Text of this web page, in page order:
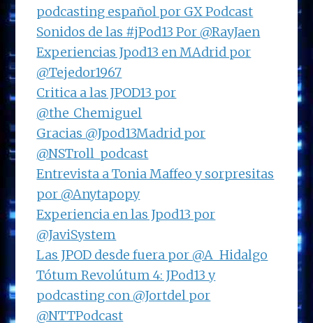
podcasting español por GX Podcast
Sonidos de las #jPod13 Por @RayJaen
Experiencias Jpod13 en MAdrid por
@Tejedor1967
Critica a las JPOD13 por
@the_Chemiguel
Gracias @Jpod13Madrid por
@NSTroll_podcast
Entrevista a Tonia Maffeo y sorpresitas
por @Anytapopy
Experiencia en las Jpod13 por
@JaviSystem
Las JPOD desde fuera por @A_Hidalgo
Tótum Revolútum 4: JPod13 y
podcasting con @Jortdel por
@NTTPodcast